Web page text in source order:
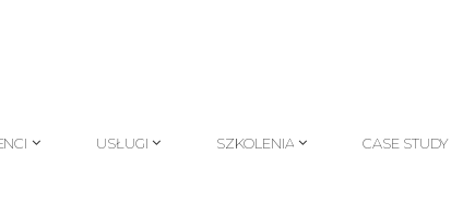
USŁUGI
SZKOLENIA
CASE STUDY